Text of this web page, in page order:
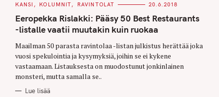
C
T
E
I
S
KANSI KOLUMNIT RAVINTOLAT 20.6.2018
Eeropekka Rislakki: Pääsy 50 Best Restaurants
-listalle vaatii muutakin kuin ruokaa
Maailman 50 parasta ravintolaa -listan julkistus herättää joka
vuosi spekulointia ja kysymyksiä, joihin se ei kykene
vastaamaan. Listauksesta on muodostunut jonkinlainen
monsteri, mutta samalla se..
Lue lisää